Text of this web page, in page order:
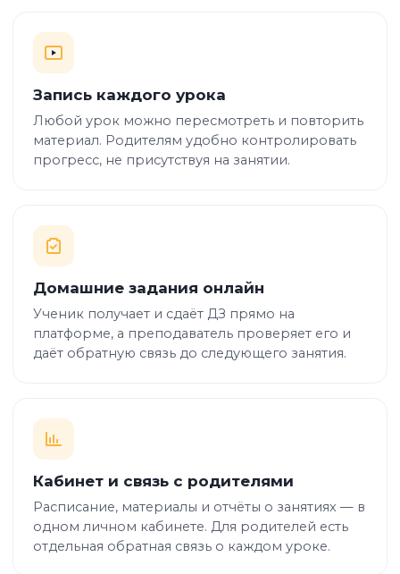
Запись каждого урока
Любой урок можно пересмотреть и повторить
материал. Родителям удобно контролировать
прогресс, не присутствуя на занятии.
Домашние задания онлайн
Ученик получает и сдаёт ДЗ прямо на
платформе, а преподаватель проверяет его и
даёт обратную связь до следующего занятия.
Кабинет и связь с родителями
Расписание, материалы и отчёты о занятиях — в
одном личном кабинете. Для родителей есть
отдельная обратная связь о каждом уроке.